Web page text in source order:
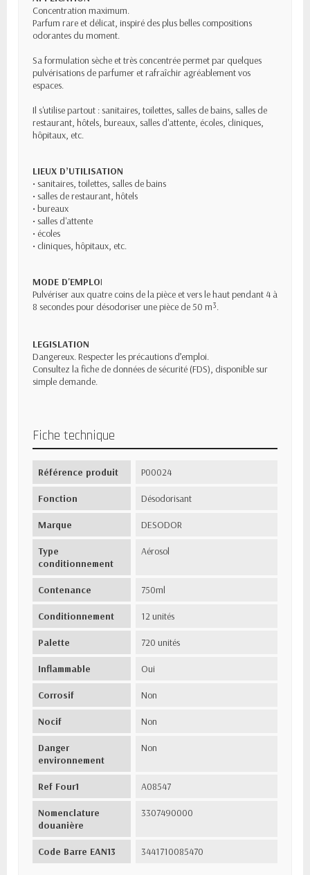
Concentration maximum.
Parfum rare et délicat, inspiré des plus belles compositions
odorantes du moment.
Sa formulation sèche et très concentrée permet par quelques
pulvérisations de parfumer et rafraîchir agréablement vos
espaces.
Il s'utilise partout : sanitaires, toilettes, salles de bains, salles de
restaurant, hôtels, bureaux, salles d'attente, écoles, cliniques,
hôpitaux, etc.
LIEUX D’UTILISATION
• sanitaires, toilettes, salles de bains
• salles de restaurant, hôtels
• bureaux
• salles d'attente
• écoles
• cliniques, hôpitaux, etc.
MODE D'EMPLOI
Pulvériser aux quatre coins de la pièce et vers le haut pendant 4 à
8 secondes pour désodoriser une pièce de 50 m³.
LEGISLATION
Dangereux. Respecter les précautions d’emploi.
Consultez la fiche de données de sécurité (FDS), disponible sur
simple demande.
Fiche technique
Référence produit P00024
Fonction Désodorisant
Marque DESODOR
Type
conditionnement
Aérosol
Contenance 750ml
Conditionnement 12 unités
Palette 720 unités
Inflammable Oui
Corrosif Non
Nocif Non
Danger
environnement
Non
Ref Four1 A08547
Nomenclature
douanière
3307490000
Code Barre EAN13 3441710085470